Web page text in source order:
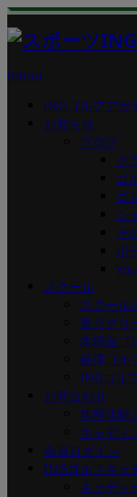
menu
INGゴルフアカ
お知らせ
ブログ
ク
ゴ
ゴ
シ
そ
ボ
スクール
スクール
香川グリ
本郷台ゴ
義澤ゴル
INGゴル
お問合わせ
無料体験
キャディ
会員ログイン
INGゴルフキャ
キャディ
スタッ
腰痛対策 第二弾
2023.09.7
腰痛対策